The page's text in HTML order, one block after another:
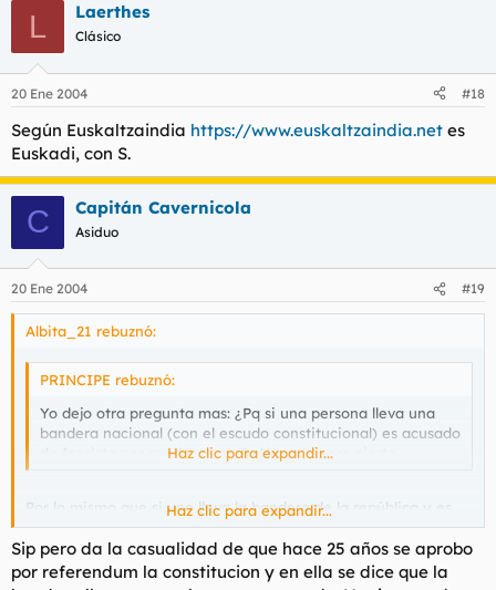
L Laerthes
Clásico
20 Ene 2004 #18
Según Euskaltzaindia https://www.euskaltzaindia.net es
Euskadi, con S.
C Capitán Cavernicola
Asiduo
20 Ene 2004 #19
Albita_21 rebuznó:
PRINCIPE rebuznó:
Yo dejo otra pregunta mas: ¿Pq si una persona lleva una
bandera nacional (con el escudo constitucional) es acusado
de fascista por mucha gente?. Absurdo pero cierto.....
Haz clic para expandir...
Por lo mismo que si uno lleva la bandera de la república y es
acusado de republicano :P Las banderas tienen una utilidad y
es indentificar a quien las lleva...y lo más común es identificar
todo lo que huela a banderita roja y amarilla con los fatxas.
Haz clic para expandir...
Sip pero da la casualidad de que hace 25 años se aprobo
por referendum la constitucion y en ella se dice que la